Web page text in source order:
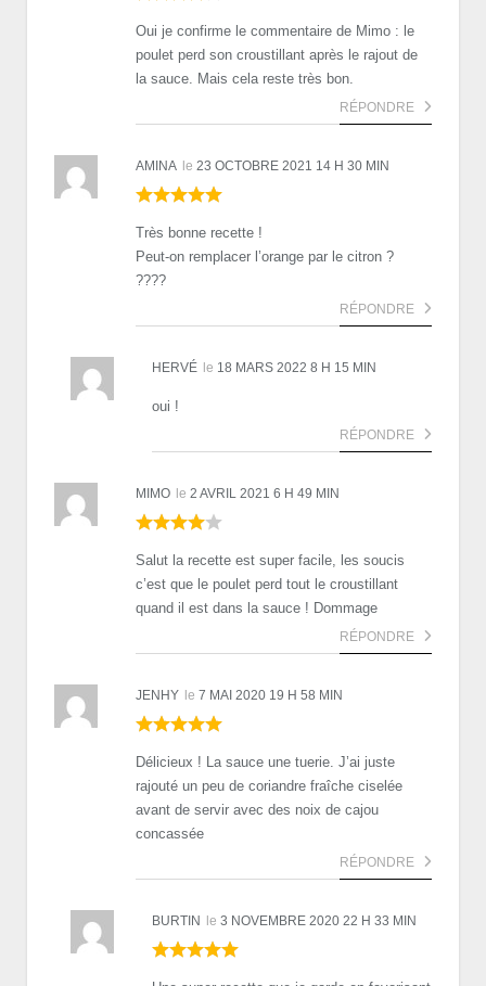
Oui je confirme le commentaire de Mimo : le
poulet perd son croustillant après le rajout de
la sauce. Mais cela reste très bon.
RÉPONDRE
AMINA le 23 OCTOBRE 2021 14 H 30 MIN
Très bonne recette !
Peut-on remplacer l’orange par le citron ?
????
RÉPONDRE
HERVÉ le 18 MARS 2022 8 H 15 MIN
oui !
RÉPONDRE
MIMO le 2 AVRIL 2021 6 H 49 MIN
Salut la recette est super facile, les soucis
c’est que le poulet perd tout le croustillant
quand il est dans la sauce ! Dommage
RÉPONDRE
JENHY le 7 MAI 2020 19 H 58 MIN
Délicieux ! La sauce une tuerie. J’ai juste
rajouté un peu de coriandre fraîche ciselée
avant de servir avec des noix de cajou
concassée
RÉPONDRE
BURTIN le 3 NOVEMBRE 2020 22 H 33 MIN